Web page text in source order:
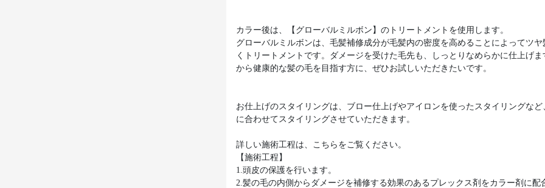
カラー後は、【グローバルミルボン】のトリートメントを使用します。
グローバルミルボンは、毛髪補修成分が毛髪内の密度を高めることによってツヤ
くトリートメントです。ダメージを受けた毛先も、しっとりなめらかに仕上げま
から健康的な髪の毛を目指す方に、ぜひお試しいただきたいです。
お仕上げのスタイリングは、ブロー仕上げやアイロンを使ったスタイリングなど
に合わせてスタイリングさせていただきます。
詳しい施術工程は、こちらをご覧ください。
【施術工程】
1.頭皮の保護を行います。
2.髪の毛の内側からダメージを補修する効果のあるプレックス剤をカラー剤に配